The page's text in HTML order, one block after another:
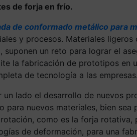
de forja en frío.
de conformado metálico para
y procesos. Materiales
un reto para lograr el
la fabricación de prototipos en
de tecnología a las empresas.
lado el desarrollo de nuevos
nuevos materiales, bien
como es la forja
de deformación, para una